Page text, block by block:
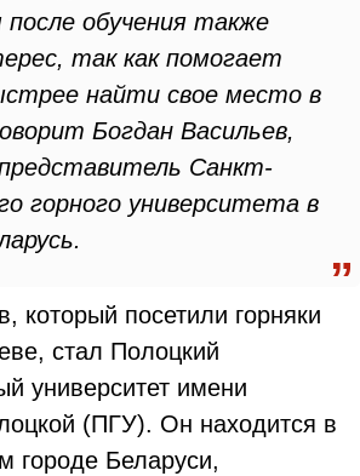
после обучения также
так как помогает
найти свое место в
Богдан Васильев,
Санкт-
горного университета в
который посетили горняки
стал Полоцкий
университет имени
(ПГУ). Он находится в
городе Беларуси,